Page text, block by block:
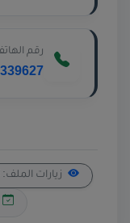
رقم
زيارات الملف: